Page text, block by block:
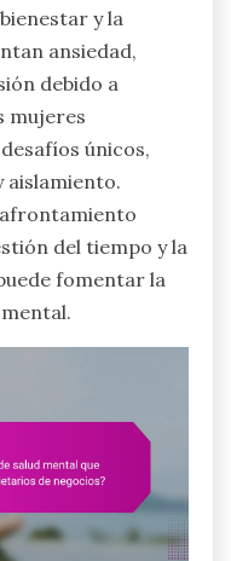
y la
ansiedad,
debido a
mujeres
únicos,
aislamiento.
del tiempo y la
fomentar la